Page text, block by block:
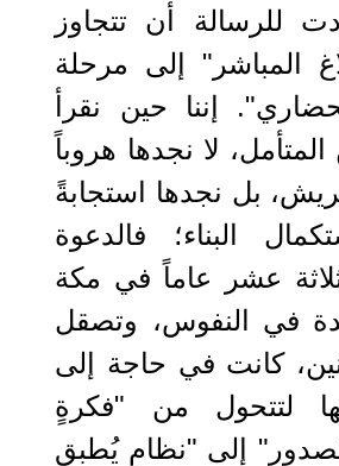
للرسالة أن تتجاوز
المباشر" إلى مرحلة
إننا حين نقرأ
لا نجدها هروباً
بل نجدها استجابةً
البناء؛ فالدعوة
عشر عاماً في مكة
في النفوس، وتصقل
كانت في حاجة إلى
لتتحول من "فكرةٍ
إلى "نظامٍ يُطبق